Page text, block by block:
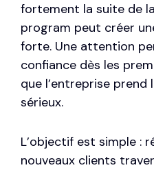
fortement la suite de
program peut créer
forte. Une attention
confiance dès les
que l’entreprise prend
sérieux.
L’objectif est simple :
nouveaux clients